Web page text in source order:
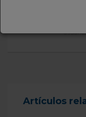
Artículos